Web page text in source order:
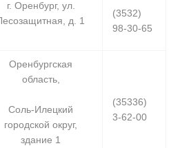
г. Оренбург, ул.
д. 1
(3532)
98-30-65
Оренбургская
область,
Соль-Илецкий
городской округ,
здание 1
(35336)
3-62-00